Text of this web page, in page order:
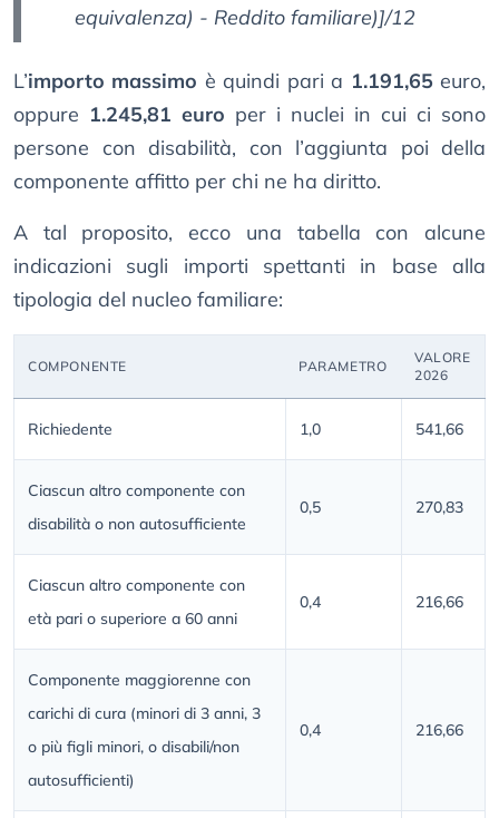
equivalenza) - Reddito familiare)]/12
L’importo massimo è quindi pari a 1.191,65 euro,
oppure 1.245,81 euro per i nuclei in cui ci sono
persone con disabilità, con l’aggiunta poi della
componente affitto per chi ne ha diritto.
A tal proposito, ecco una tabella con alcune
indicazioni sugli importi spettanti in base alla
tipologia del nucleo familiare:
COMPONENTE PARAMETRO
VALORE
2026
Richiedente 1,0 541,66
Ciascun altro componente con
disabilità o non autosufficiente
0,5 270,83
Ciascun altro componente con
età pari o superiore a 60 anni
0,4 216,66
Componente maggiorenne con
carichi di cura (minori di 3 anni, 3
o più figli minori, o disabili/non
autosufficienti)
0,4 216,66